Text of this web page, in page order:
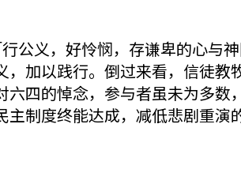
公义，好怜悯，存谦卑的心与
，加以践行。倒过来看，信徒
四的悼念，参与者虽未为多
制度终能达成，减低悲剧重演